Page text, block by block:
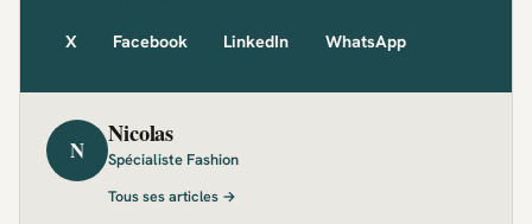
X Facebook LinkedIn WhatsApp
N
Nicolas
Spécialiste Fashion
Tous ses articles →